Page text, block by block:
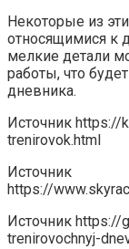
Некоторые из
относящимися к
мелкие детали
работы, что
дневника.
Источник https://
trenirovok.html
Источник
https://
Источник https://
trenirovochnyj-